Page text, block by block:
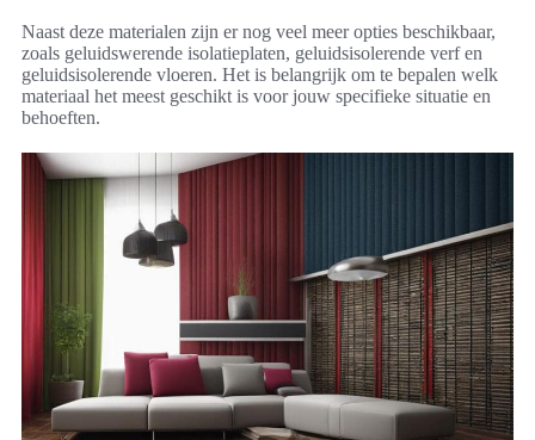
Naast deze materialen zijn er nog veel meer opties beschikbaar,
zoals geluidswerende isolatieplaten, geluidsisolerende verf en
geluidsisolerende vloeren. Het is belangrijk om te bepalen welk
materiaal het meest geschikt is voor jouw specifieke situatie en
behoeften.